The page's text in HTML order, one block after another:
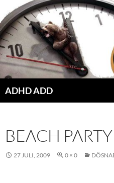
Hoppa
till
innehåll
ADHD ADD
BEACH PARTY
27 JULI, 2009 0 × 0